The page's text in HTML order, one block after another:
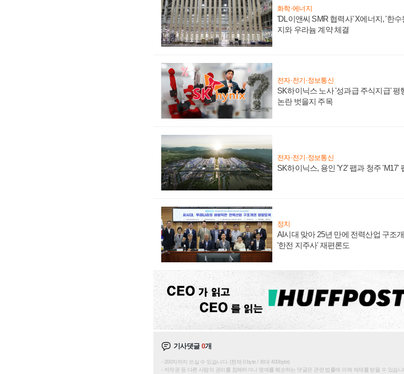
화학·에너지
'DL이앤씨 SMR 협력사' X에너지, '한
지와 우라늄 계약 체결
전자·전기·정보통신
SK하이닉스 노사 '성과급 주식지급' 평
논란 벗을지 주목
전자·전기·정보통신
SK하이닉스, 용인 'Y2' 팹과 청주 'M17'
정치
AI시대 맞아 25년 만에 전력산업 구조
'한전 지주사' 재편론도
기사댓글0개
200자까지 쓰실 수 있습니다. (현재 0 byte / 최대 400byte)
저작권 등 다른 사람의 권리를 침해하거나 명예를 훼손하는 댓글은 관련 법률에 의해 제재를 받을 수 있습니